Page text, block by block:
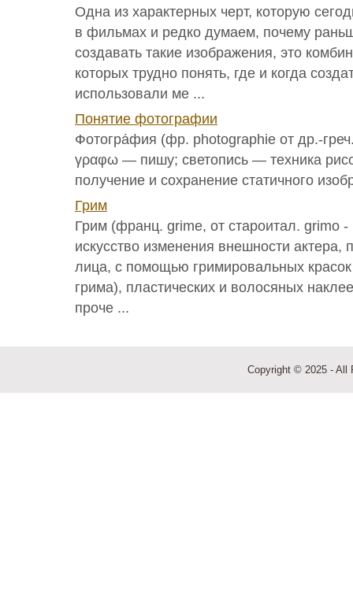
Одна из характерных черт, которую
в фильмах и редко думаем, почему
создавать такие изображения, это
которых трудно понять, где и когда
использовали ме ...
Понятие фотографии
Фотогра́фия (фр. photographie от др.-
γραφω — пишу; светопись — техника
получение и сохранение статичного
Грим
Грим (франц. grime, от староитал. grimo
искусство изменения внешности актера,
лица, с помощью гримировальных
грима), пластических и волосяных
проче ...
Copyright © 2025 - All